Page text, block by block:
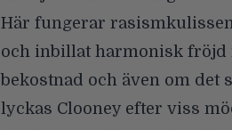
Här fungerar
och inbillat harmonisk fröjd
bekostnad och även om det
lyckas Clooney efter viss